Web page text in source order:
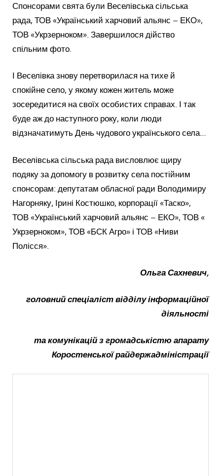
Спонсорами свята були Веселівська сільська
рада, ТОВ «Український харчовий альянс – ЕКО»,
ТОВ «Укрзерноком». Завершилося дійство
спільним фото.
І Веселівка знову перетворилася на тихе й
спокійне село, у якому кожен житель може
зосередитися на своїх особистих справах. І так
буде аж до наступного року, коли люди
відзначатимуть День чудового українського села…
Веселівська сільська рада висловлює щиру
подяку за допомогу в розвитку села постійним
спонсорам: депутатам обласної ради Володимиру
Нагорняку, Ірині Костюшко, корпорації «Таско»,
ТОВ «Український харчовий альянс – ЕКО», ТОВ «
Укрзерноком», ТОВ «БСК Агро» і ТОВ «Ниви
Полісся».
Ольга Сахневич,
головний спеціаліст відділу інформаційної
діяльності
та комунікацій з громадськістю апарату
Коростенської райдержадміністрації